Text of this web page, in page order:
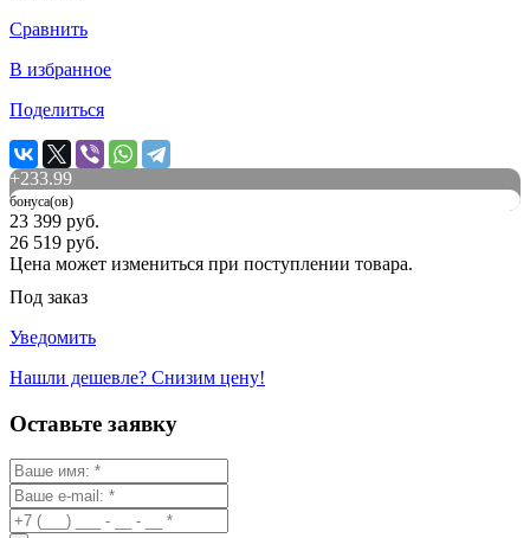
Сравнить
В избранное
Поделиться
+233.99
бонуса(ов)
23 399 руб.
26 519 руб.
Цена может измениться при поступлении товара.
Под заказ
Уведомить
Нашли дешевле? Снизим цену!
Оставьте заявку